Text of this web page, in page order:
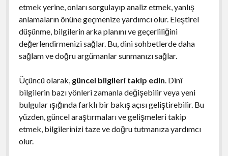
etmek yerine, onları sorgulayıp analiz etmek, yanlış
anlamaların önüne geçmenize yardımcı olur. Eleştirel
düşünme, bilgilerin arka planını ve geçerliliğini
değerlendirmenizi sağlar. Bu, dini sohbetlerde daha
sağlam ve doğru argümanlar sunmanızı sağlar.
Üçüncü olarak, güncel bilgileri takip edin. Dinî
bilgilerin bazı yönleri zamanla değişebilir veya yeni
bulgular ışığında farklı bir bakış açısı geliştirebilir. Bu
yüzden, güncel araştırmaları ve gelişmeleri takip
etmek, bilgilerinizi taze ve doğru tutmanıza yardımcı
olur.